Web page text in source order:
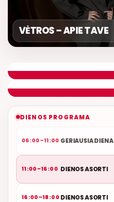
VĖTROS – APIE TAVE
DIENOS PROGRAMA
06:00–11:00 GERIAUSIA DIENA
11:00–16:00 DIENOS ASORTI
16:00–18:00DIENOS ASORTI